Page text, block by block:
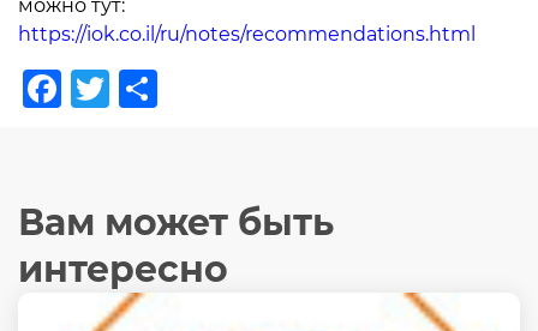
можно тут:
https://iok.co.il/ru/notes/recommendations.html
Facebook
Twitter
Вам может быть
интересно